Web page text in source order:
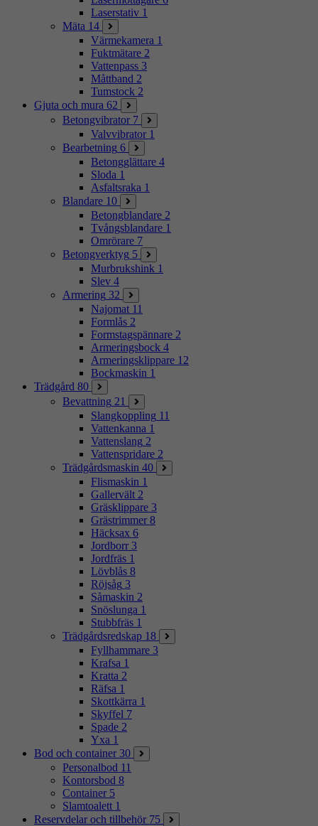
Laserstativ 1
Mäta 14
Värmekamera 1
Fuktmätare 2
Vattenpass 3
Måttband 2
Tumstock 2
Gjuta och mura 62
Betongvibrator 7
Valvvibrator 1
Bearbetning 6
Betongglättare 4
Sloda 1
Asfaltsraka 1
Blandare 10
Betongblandare 2
Tvångsblandare 1
Omrörare 7
Betongverktyg 5
Murbrukshink 1
Slev 4
Armering 32
Najomat 11
Formlås 2
Formstagspännare 2
Armeringsbock 4
Armeringsklippare 12
Bockmaskin 1
Trädgård 80
Bevattning 21
Slangkoppling 11
Vattenkanna 1
Vattenslang 2
Vattenspridare 2
Trädgårdsmaskin 40
Flismaskin 1
Gallervält 2
Gräsklippare 3
Grästrimmer 8
Häcksax 6
Jordborr 3
Jordfräs 1
Lövblås 8
Röjsåg 3
Såmaskin 2
Snöslunga 1
Stubbfräs 1
Trädgårdsredskap 18
Fyllhammare 3
Krafsa 1
Kratta 2
Räfsa 1
Skottkärra 1
Skyffel 7
Spade 2
Yxa 1
Bod och container 30
Personalbod 11
Kontorsbod 8
Container 5
Slamtoalett 1
Reservdelar och tillbehör 75